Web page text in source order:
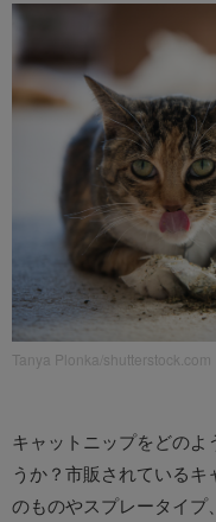
Tanya Plonka/shutterstock.com
キャットニップをどのよ
うか？市販されている
のものやスプレータイプ